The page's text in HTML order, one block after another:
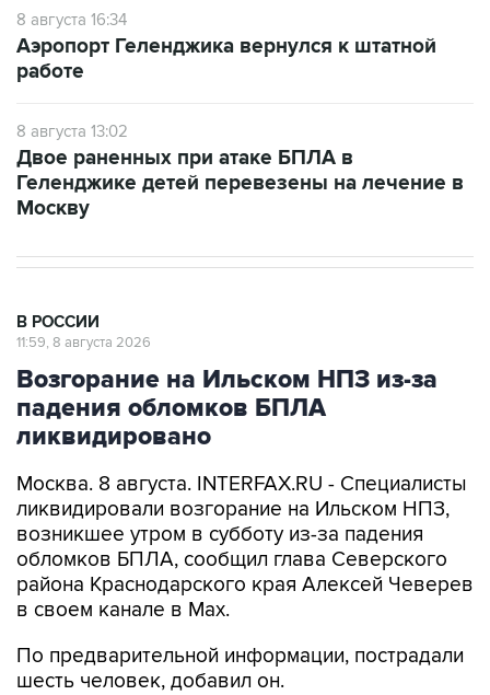
8 августа 16:34
Аэропорт Геленджика вернулся к штатной
работе
8 августа 13:02
Двое раненных при атаке БПЛА в
Геленджике детей перевезены на лечение в
Москву
В РОССИИ
11:59, 8 августа 2026
Возгорание на Ильском НПЗ из-за
падения обломков БПЛА
ликвидировано
Москва. 8 августа. INTERFAX.RU - Специалисты
ликвидировали возгорание на Ильском НПЗ,
возникшее утром в субботу из-за падения
обломков БПЛА, сообщил глава Северского
района Краснодарского края Алексей Чеверев
в своем канале в Max.
По предварительной информации, пострадали
шесть человек, добавил он.